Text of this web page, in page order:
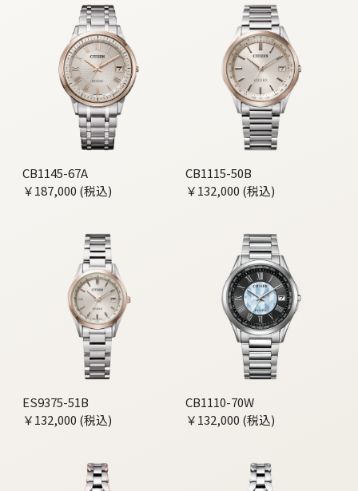
CB1145-67A
￥187,000 (税込)
CB1115-50B
￥132,000 (税込)
ES9375-51B
￥132,000 (税込)
CB1110-70W
￥132,000 (税込)